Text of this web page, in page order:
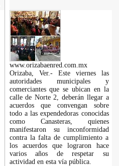
www.orizabaenred.com.mx
Orizaba, Ver.- Este viernes las
autoridades municipales y
comerciantes que se ubican en la
calle de Norte 2, deberán llegar a
acuerdos que convengan sobre
todo a las expendedoras conocidas
como Canasteras, quienes
manifestaron su inconformidad
contra la falta de cumplimiento a
los acuerdos que lograron hace
varios años de respetar su
actividad en esta vía pública.